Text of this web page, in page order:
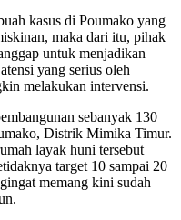
kasus di Poumako yang
maka dari itu, pihak
untuk menjadikan
yang serius oleh
melakukan intervensi.
sebanyak 130
Distrik Mimika Timur.
layak huni tersebut
target 10 sampai 20
memang kini sudah